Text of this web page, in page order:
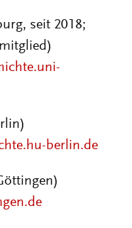
seit 2018;
berlin.de